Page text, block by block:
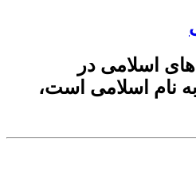
اسلامی در
نام اسلامی است،